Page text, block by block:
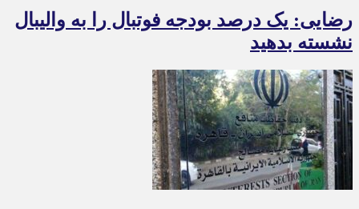
رضایی: یک درصد بودجه فوتبال را به والیبال
نشسته بدهید